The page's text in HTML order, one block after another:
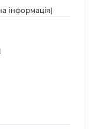
інформація]